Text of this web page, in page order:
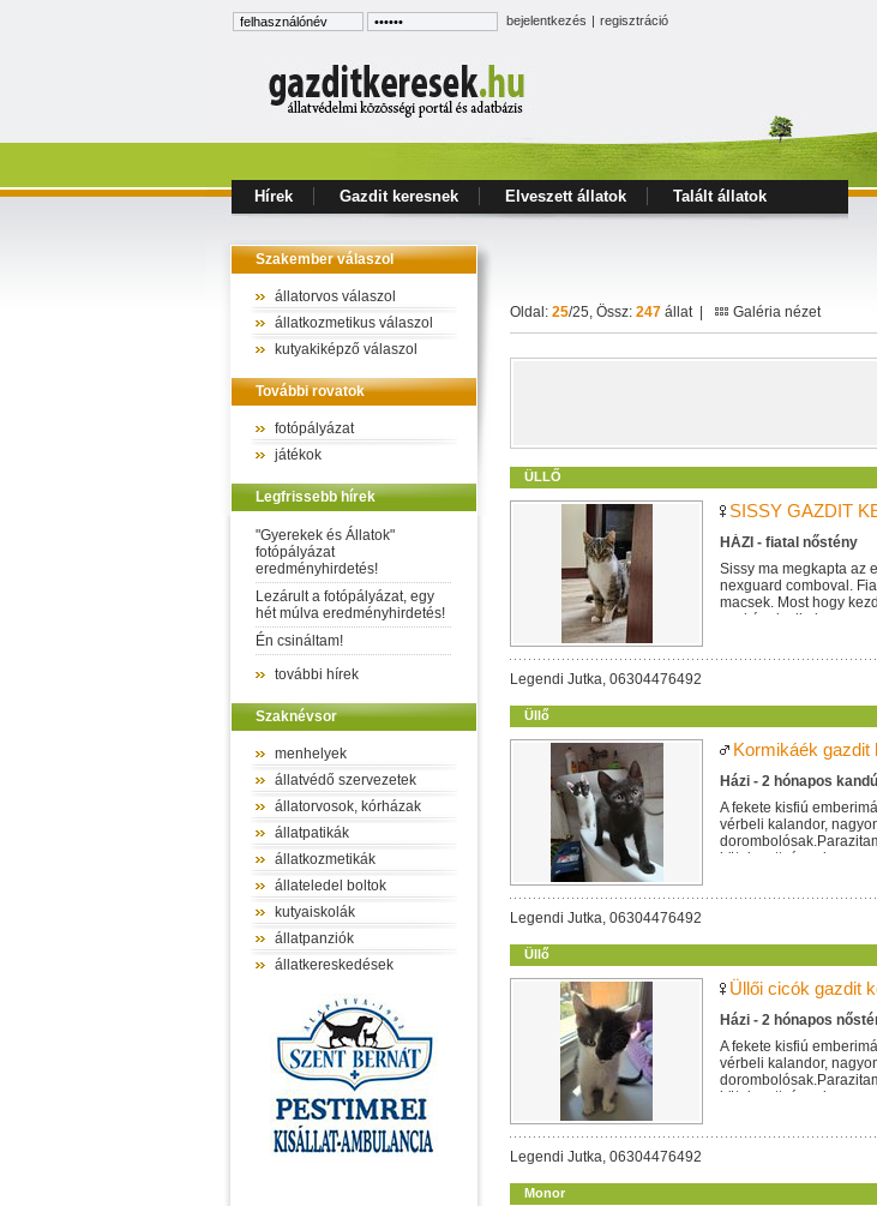
bejelentkezés | regisztráció
Hírek Gazdit keresnek Elveszett állatok Talált állatok
Szakember válaszol
állatorvos válaszol
állatkozmetikus válaszol
kutyakiképző válaszol
További rovatok
fotópályázat
játékok
Legfrissebb hírek
"Gyerekek és Állatok"
fotópályázat
eredményhirdetés!
Lezárult a fotópályázat, egy
hét múlva eredményhirdetés!
Én csináltam!
további hírek
Szaknévsor
menhelyek
állatvédő szervezetek
állatorvosok, kórházak
állatpatikák
állatkozmetikák
állateledel boltok
kutyaiskolák
állatpanziók
állatkereskedések
Oldal: 25/25, Össz: 247 állat | Galéria nézet
ÜLLŐ
SISSY GAZDIT
HÁZI - fiatal nőstény
Sissy ma megkapta az
nexguard comboval.
macsek. Most hogy
egykének alkalmas....
Legendi Jutka, 06304476492
Üllő
Kormikáék gazdit
Házi - 2 hónapos
A fekete kisfiú
vérbeli kalandor,
kötelezettséggel...
Legendi Jutka, 06304476492
Üllő
Üllői cicók gazdit
Házi - 2 hónapos
A fekete kisfiú
vérbeli kalandor,
kötelezettséggel...
Legendi Jutka, 06304476492
Monor